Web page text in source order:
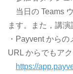
当日の Teams
ます。また，講演
・Payvent から
URL からでもア
https://